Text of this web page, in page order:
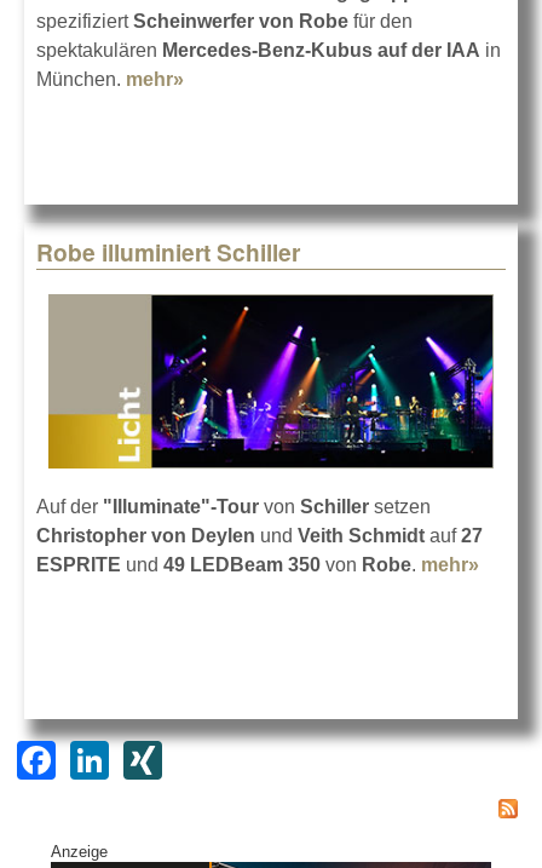
spezifiziertScheinwerfer von Robe für den
spektakulären Mercedes-Benz-Kubus auf der IAA in
München. mehr»
Robe illuminiert Schiller
Auf der "Illuminate"-Tour von Schiller setzen
Christopher von Deylen und Veith Schmidt auf27
ESPRITE und 49 LEDBeam 350 von Robe. mehr»
F
c
Li XI
Anzeige